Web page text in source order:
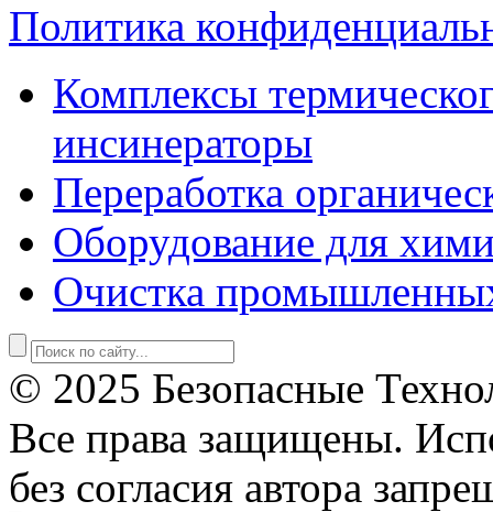
Политика
Комплексы
инсинераторы
Переработка
Оборудование для
Очистка
© 2025 Безопасные
Все права защищены.
без согласия автора